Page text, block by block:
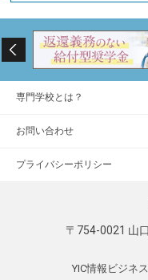
専門学校とは？
お問い合わせ
プライバシーポリシー
〒754-0021 山
YIC情報ビジネ